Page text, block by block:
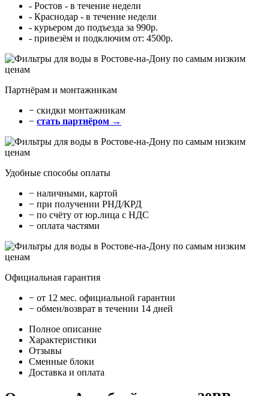
- Ростов - в течение недели
- Краснодар - в течение недели
- курьером до подъезда за 990р.
- привезём и подключим от: 4500р.
Партнёрам и монтажникам
− cкидки монтажникам
− стать партнёром →
Удобные способы оплаты
− наличными, картой
− при получении РНД/КРД
− по счёту от юр.лица с НДС
− оплата частями
Официальная гарантия
− от 12 мес. официальной гарантии
− обмен/возврат в течении 14 дней
Полное описание
Характеристики
Отзывы
Сменные блоки
Доставка и оплата